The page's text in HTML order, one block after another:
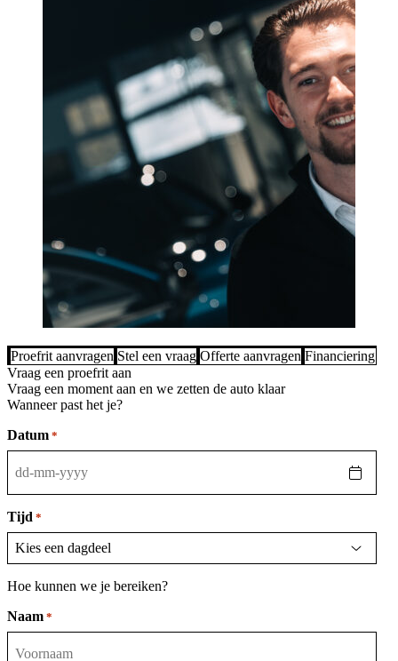
Proefrit aanvragen Stel een vraag Offerte aanvragen Financiering
Vraag een proefrit aan
Vraag een moment aan en we zetten de auto klaar
Wanneer past het je?
Datum *
DD
dash
MM
dash
JJJJ
Tijd *
Hoe kunnen we je bereiken?
Naam *